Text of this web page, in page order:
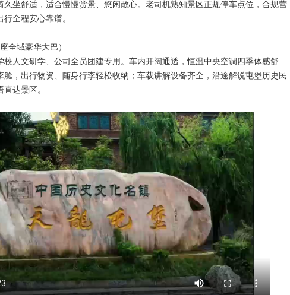
久坐舒适，适合慢慢赏景、悠闲散心。老司机熟知景区正规停车点位，合规营
全程安心靠谱。
全域豪华大巴）
校人文研学、公司全员团建专用。车内开阔通透，恒温中央空调四季体感舒
舱，出行物资、随身行李轻松收纳；车载讲解设备齐全，沿途解说屯堡历史民
达景区。